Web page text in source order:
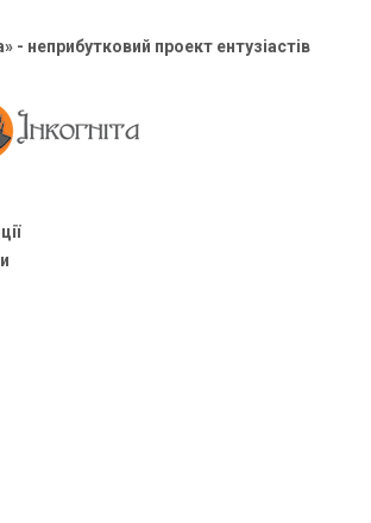
- неприбутковий проект ентузіастів